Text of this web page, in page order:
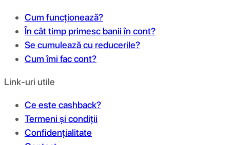
Cum funcționează?
În cât timp primesc banii în cont?
Se cumulează cu reducerile?
Cum îmi fac cont?
Link-uri utile
Ce este cashback?
Termeni și condiții
Confidențialitate